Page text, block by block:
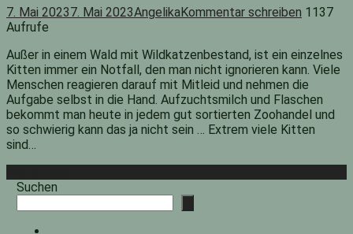
7. Mai 20237. Mai 2023AngelikaKommentar schreiben 1137
Aufrufe
Außer in einem Wald mit Wildkatzenbestand, ist ein einzelnes
Kitten immer ein Notfall, den man nicht ignorieren kann. Viele
Menschen reagieren darauf mit Mitleid und nehmen die
Aufgabe selbst in die Hand. Aufzuchtsmilch und Flaschen
bekommt man heute in jedem gut sortierten Zoohandel und
so schwierig kann das ja nicht sein … Extrem viele Kitten
sind…
Suchen